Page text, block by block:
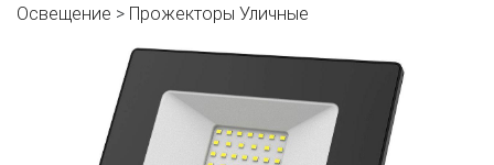
Освещение > Прожекторы Уличные